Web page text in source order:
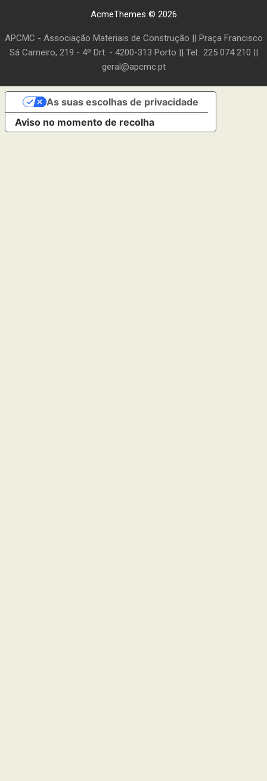
AcmeThemes © 2026
APCMC - Associação Materiais de Construção || Praça Francisco
Sá Carneiro, 219 - 4º Drt. - 4200-313 Porto || Tel.: 225 074 210 ||
geral@apcmc.pt
Aviso no momento de recolha
As suas escolhas de privacidade